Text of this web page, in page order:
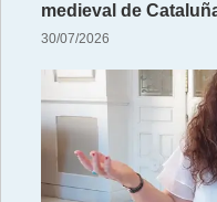
medieval de
30/07/2026